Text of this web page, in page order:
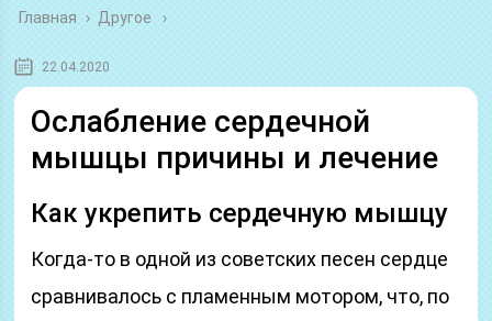
Главная › Другое
22.04.2020
Ослабление сердечной
мышцы причины и лечение
Как укрепить сердечную мышцу
Когда-то в одной из советских песен сердце
сравнивалось с пламенным мотором, что, по